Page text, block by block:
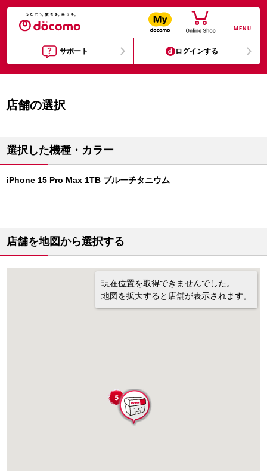
MENU
サポート ログインする
店舗の選択
選択した機種・カラー
iPhone 15 Pro Max 1TB ブルーチタニウム
店舗を地図から選択する
現在位置を取得できませんでした。
地図を拡大すると店舗が表示されます。